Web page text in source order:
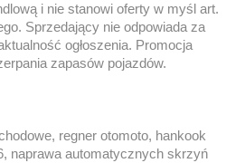
i nie stanowi oferty w myśl art.
Sprzedający nie odpowiada za
ogłoszenia. Promocja
zapasów pojazdów.
regner otomoto, hankook
naprawa automatycznych skrzyń